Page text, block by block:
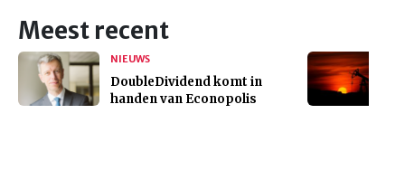
Meest recent
NIEUWS
DoubleDividend komt in
handen van Econopolis